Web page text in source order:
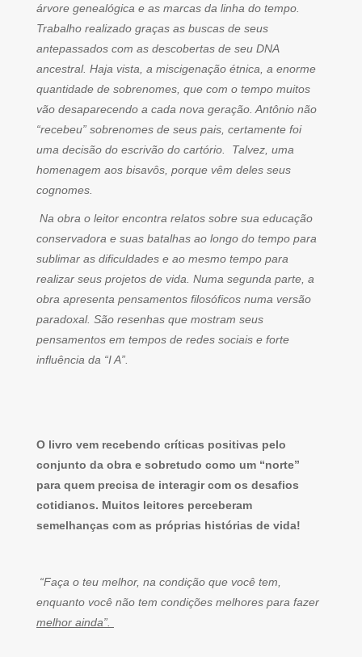
árvore genealógica e as marcas da linha do tempo.
Trabalho realizado graças as buscas de seus
antepassados com as descobertas de seu DNA
ancestral. Haja vista, a miscigenação étnica, a enorme
quantidade de sobrenomes, que com o tempo muitos
vão desaparecendo a cada nova geração. Antônio não
“recebeu” sobrenomes de seus pais, certamente foi
uma decisão do escrivão do cartório. Talvez, uma
homenagem aos bisavôs, porque vêm deles seus
cognomes.
Na obra o leitor encontra relatos sobre sua educação
conservadora e suas batalhas ao longo do tempo para
sublimar as dificuldades e ao mesmo tempo para
realizar seus projetos de vida. Numa segunda parte, a
obra apresenta pensamentos filosóficos numa versão
paradoxal. São resenhas que mostram seus
pensamentos em tempos de redes sociais e forte
influência da “I A”.
O livro vem recebendo críticas positivas pelo
conjunto da obra e sobretudo como um “norte”
para quem precisa de interagir com os desafios
cotidianos. Muitos leitores perceberam
semelhanças com as próprias histórias de vida!
“Faça o teu melhor, na condição que você tem,
enquanto você não tem condições melhores para fazer
melhor ainda”.